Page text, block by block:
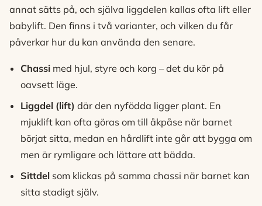
annat sätts på, och själva liggdelen kallas ofta lift eller
babylift. Den finns i två varianter, och vilken du får
påverkar hur du kan använda den senare.
Chassi med hjul, styre och korg – det du kör på
oavsett läge.
Liggdel (lift) där den nyfödda ligger plant. En
mjuklift kan ofta göras om till åkpåse när barnet
börjat sitta, medan en hårdlift inte går att bygga om
men är rymligare och lättare att bädda.
Sittdel som klickas på samma chassi när barnet kan
sitta stadigt själv.